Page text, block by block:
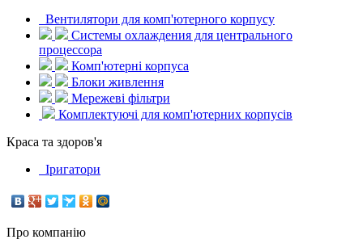
Вентилятори для комп'ютерного корпусу
Системы охлаждения для центрального
процессора
Комп'ютерні корпуса
Блоки живлення
Мережеві фільтри
Комплектуючі для комп'ютерних корпусів
Краса та здоров'я
Іригатори
Про компанію